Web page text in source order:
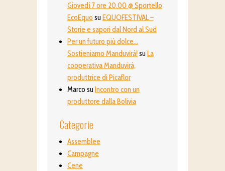
Giovedì 7 ore 20.00 @ Sportello
EcoEquo su EQUOFESTIVAL –
Storie e sapori dal Nord al Sud
Per un futuro più dolce…
Sostieniamo Manduvirà! su La
cooperativa Manduvirà,
produttrice di Picaflor
Marco su Incontro con un
produttore dalla Bolivia
Categorie
Assemblee
Campagne
Cene